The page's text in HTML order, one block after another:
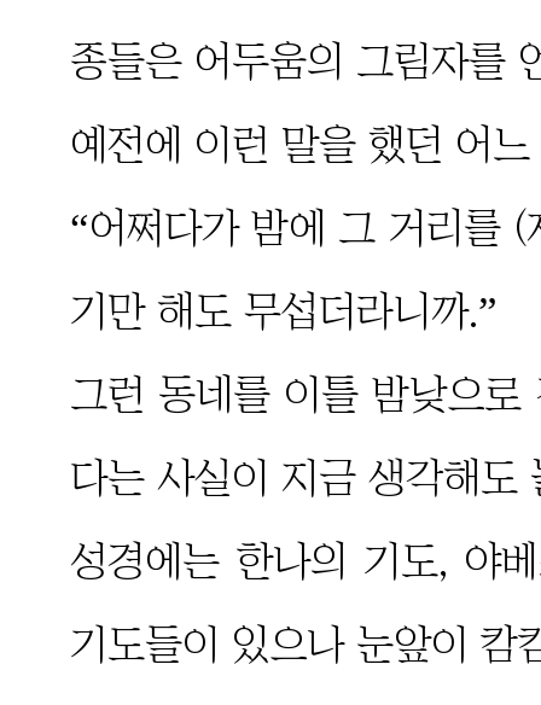
종들은 어두움의 그림자를
예전에 이런 말을 했던 어
“어쩌다가 밤에 그 거리를
기만 해도 무섭더라니까.”
그런 동네를 이틀 밤낮으
다는 사실이 지금 생각해도
성경에는 한나의 기도, 야
기도들이 있으나 눈앞이 캄